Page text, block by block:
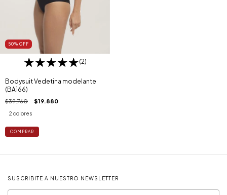
50% OFF
(2)
Bodysuit Vedetina modelante
(BA166)
$39.760 $19.880
2 colores
COMPRAR
SUSCRIBITE A NUESTRO NEWSLETTER